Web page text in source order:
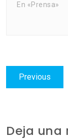
En «Prensa»
de
Previous
post:
Deja una